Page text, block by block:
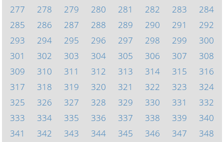
277
278 279 280 281 282 283
284
285
286 287 288 289 290 291
292
293
294 295 296 297 298 299
300
301
302 303 304 305 306 307
308
309
310 311 312 313 314 315
316
317
318 319 320 321 322 323
324
325
326 327 328 329 330 331
332
333
334 335 336 337 338 339
340
341
342 343 344 345 346 347 348